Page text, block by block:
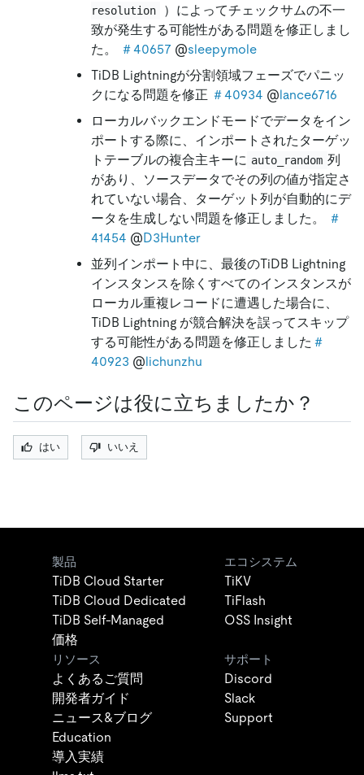
resolution
）によってチェックサムの不一
致が発生する可能性がある問題を修正しまし
た。
＃40657 @sleepymole
TiDB Lightningが分割領域フェーズでパニッ
クになる問題を修正 ＃40934 @lance6716
ローカルバックエンドモードでデータをイン
ポートする際に、インポートされたターゲッ
トテーブルの複合主キーに auto_random 列
があり、ソースデータでその列の値が指定さ
れていない場合、ターゲット列が自動的にデ
ータを生成しない問題を修正しました。
＃
41454 @D3Hunter
並列インポート中に、最後のTiDB Lightning
インスタンスを除くすべてのインスタンスが
ローカル重複レコードに遭遇した場合に、
TiDB Lightning が競合解決を誤ってスキップ
する可能性がある問題を修正しました ＃
40923 @lichunzhu
このページは役に立ちましたか？
はい いいえ
製品
TiDB Cloud Starter
TiDB Cloud Dedicated
TiDB Self-Managed
価格
エコシステム
TiKV
TiFlash
OSS Insight
リソース
よくあるご質問
開発者ガイド
ニュース&ブログ
Education
導入実績
サポート
Discord
Slack
Support